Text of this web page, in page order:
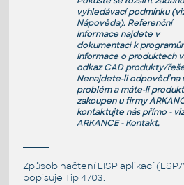
vyhledávací podmínku
Nápověda). Referenční
informace najdete v
dokumentaci k
Informace o produktech
odkazCAD produkty/
Nenajdete-li odpověď na
problém a máte-li produkt
zakoupen u firmy
kontaktujte nás přímo - viz
ARKANCE - Kontakt.
Způsob načtení LISP aplikací
popisuje Tip 4703.